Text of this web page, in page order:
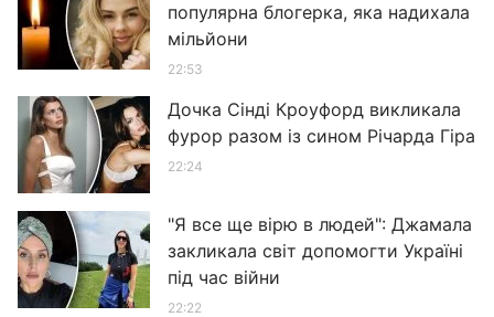
популярна блогерка, яка надихала
мільйони
22:53
Дочка Сінді Кроуфорд викликала
фурор разом із сином Річарда Гіра
22:24
"Я все ще вірю в людей": Джамала
закликала світ допомогти Україні
під час війни
22:22